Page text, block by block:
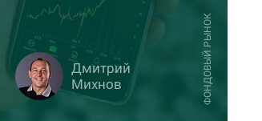
ФОНДОВЫЙ РЫНОК
Дмитрий
Михнов